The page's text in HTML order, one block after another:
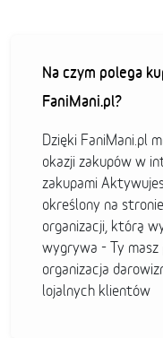
Na czym polega
FaniMani.pl?
Dzięki FaniMani.pl
okazji zakupów w
zakupami
określony na
organizacji, którą
wygrywa - Ty
organizacja
lojalnych klientów